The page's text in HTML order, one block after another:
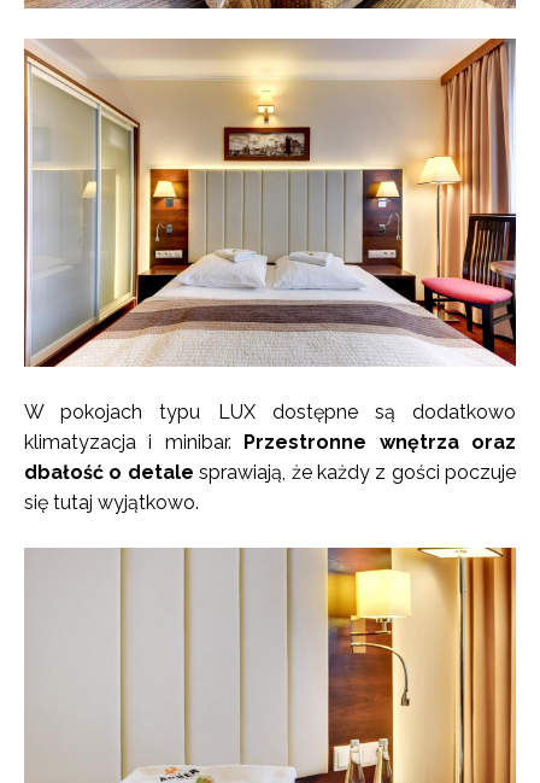
W pokojach typu LUX dostępne są dodatkowo
klimatyzacja i minibar. Przestronne wnętrza oraz
dbałość o detale sprawiają, że każdy z gości poczuje
się tutaj wyjątkowo.